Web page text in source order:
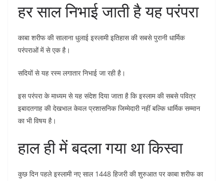
हर साल निभाई जाती है यह परंपरा
काबा शरीफ की सालाना धुलाई इस्लामी इतिहास की सबसे पुरानी धार्मिक
परंपराओं में से एक है।
सदियों से यह रस्म लगातार निभाई जा रही है।
इस परंपरा के माध्यम से यह संदेश दिया जाता है कि इस्लाम की सबसे पवित्र
इबादतगाह की देखभाल केवल प्रशासनिक जिम्मेदारी नहीं बल्कि धार्मिक सम्मान
का भी विषय है।
हाल ही में बदला गया था किस्वा
कुछ दिन पहले इस्लामी नए साल 1448 हिजरी की शुरुआत पर काबा शरीफ का